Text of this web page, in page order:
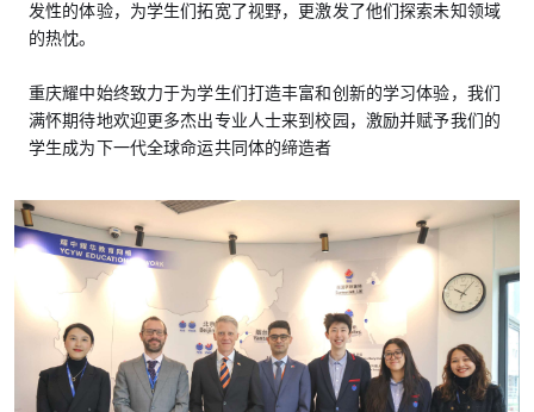
发性的体验，为学生们拓宽了视野，更激发了他们探索未知领域
的热忱。
重庆耀中始终致力于为学生们打造丰富和创新的学习体验，我们
满怀期待地欢迎更多杰出专业人士来到校园，激励并赋予我们的
学生成为下一代全球命运共同体的缔造者